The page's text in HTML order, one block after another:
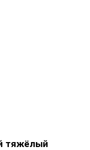
тяжёлый